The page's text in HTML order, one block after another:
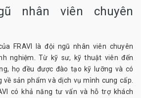
nhân viên chuyên
FRAVI là đội ngũ nhân viên chuyên
nghiệm. Từ kỹ sư, kỹ thuật viên đến
họ đều được đào tạo kỹ lưỡng và có
về sản phẩm và dịch vụ mình cung cấp.
có khả năng tư vấn và hỗ trợ khách